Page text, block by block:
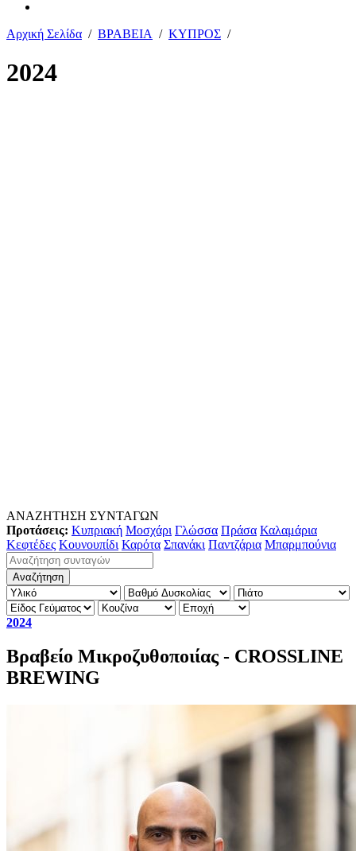
Αρχική Σελίδα / ΒΡΑΒΕΙΑ / ΚΥΠΡΟΣ /
2024
ΑΝΑΖΗΤΗΣΗ ΣΥΝΤΑΓΩΝ
Προτάσεις: Κυπριακή Μοσχάρι Γλώσσα Πράσα Καλαμάρια
Κεφτέδες Κουνουπίδι Καρότα Σπανάκι Παντζάρια Μπαρμπούνια
2024
Βραβείο Μικροζυθοποιίας - CROSSLINE
BREWING